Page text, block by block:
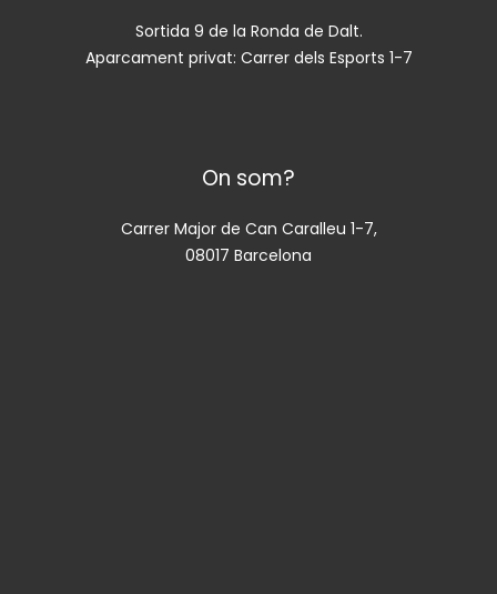
Sortida 9 de la Ronda de Dalt.
Aparcament privat: Carrer dels Esports 1-7
On som?
Carrer Major de Can Caralleu 1-7,
08017 Barcelona